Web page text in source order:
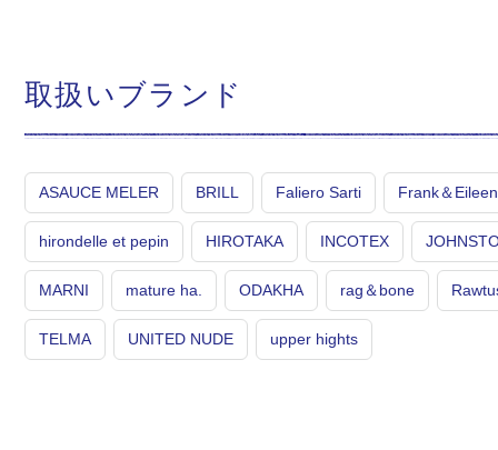
取扱いブランド
ASAUCE MELER BRILL Faliero Sarti Frank＆Eileen
hirondelle et pepin HIROTAKA INCOTEX
MARNI mature ha. ODAKHA rag＆bone
TELMA UNITED NUDE upper hights